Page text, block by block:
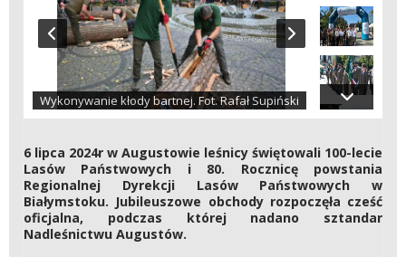
Wykonywanie kłody bartnej. Fot. Rafał Supiński
6 lipca 2024r w Augustowie leśnicy świętowali 100-lecie
Lasów Państwowych i 80. Rocznicę powstania
Regionalnej Dyrekcji Lasów Państwowych w
Białymstoku. Jubileuszowe obchody rozpoczęła cześć
oficjalna, podczas której nadano sztandar
Nadleśnictwu Augustów.